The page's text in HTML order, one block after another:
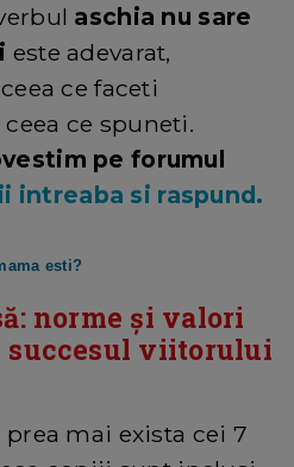
aschia nu sare
este adevarat,
ce faceti
ce spuneti.
pe forumul
intreaba si raspund.
esti?
norme și valori
succesul viitorului
prea mai exista cei 7